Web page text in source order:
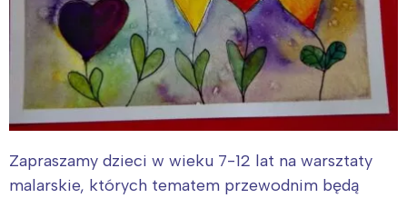
Zapraszamy dzieci w wieku 7-12 lat na warsztaty
malarskie, których tematem przewodnim będą